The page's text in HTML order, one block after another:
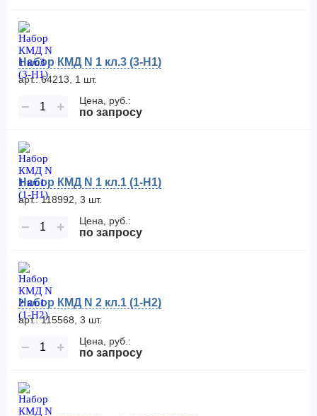
Набор КМД N 1 кл.3 (3-Н1)
арт.: 64213, 1 шт.
− + Цена, руб.:
по запросу
Набор КМД N 1 кл.1 (1-Н1)
арт.: 118992, 3 шт.
− + Цена, руб.:
по запросу
Набор КМД N 2 кл.1 (1-Н2)
арт.: 115568, 3 шт.
− + Цена, руб.:
по запросу